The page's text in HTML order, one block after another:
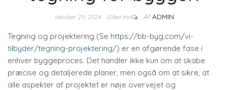
oktober 29, 2024 Slået fra Af ADMIN
Tegning og projektering (Se https://bb-byg.com/vi-
tilbyder/tegning-projektering/) er en afgørende fase i
enhver byggeproces. Det handler ikke kun om at skabe
præcise og detaljerede planer, men også om at sikre, at
alle aspekter af projektet er nøje overvejet og